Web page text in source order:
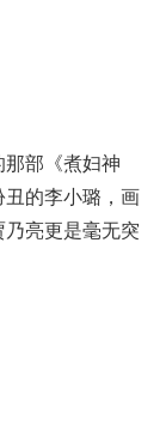
部《煮妇神
的李小璐，画
亮更是毫无突